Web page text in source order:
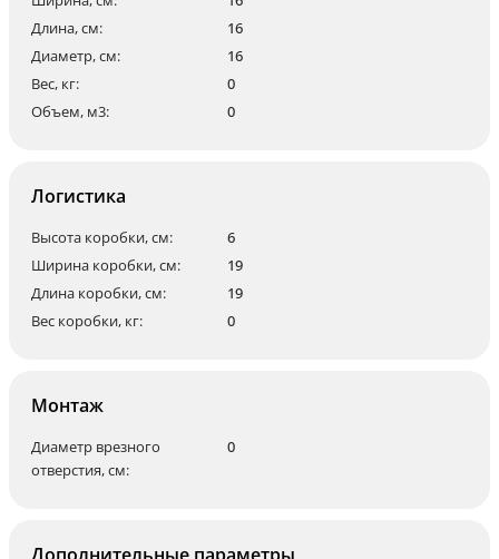
Длина, см:
16
Диаметр, см:
16
Вес, кг:
0
Объем, м3:
0
Логистика
Высота коробки, см:
6
Ширина коробки, см:
19
Длина коробки, см:
19
Вес коробки, кг:
0
Монтаж
Диаметр врезного
отверстия, см:
0